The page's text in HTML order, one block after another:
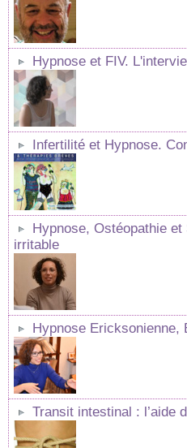
Hypnose et FIV.
Infertilité et Hypnose.
Hypnose, Ostéopathie
irritable
Hypnose Ericksonienne,
Transit intestinal : l’aide